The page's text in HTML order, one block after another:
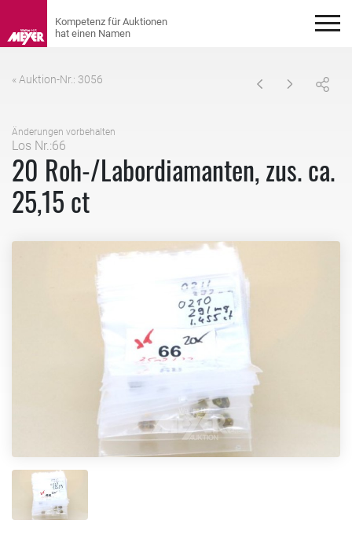
« Auktion-Nr.: 3056
Änderungen vorbehalten
Los Nr.:66
20 Roh-/Labordiamanten, zus. ca.
25,15 ct